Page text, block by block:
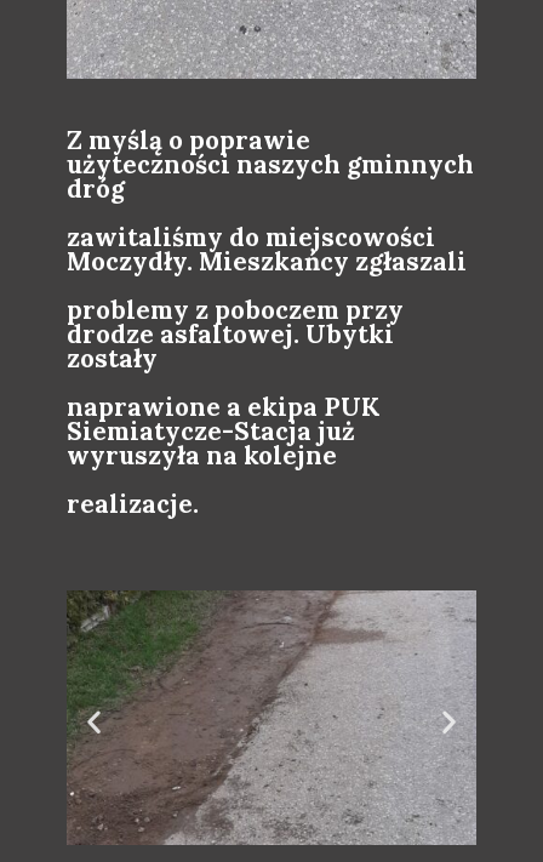
Z myślą o poprawie
użyteczności naszych gminnych
dróg
zawitaliśmy do miejscowości
Moczydły. Mieszkańcy zgłaszali
problemy z poboczem przy
drodze asfaltowej. Ubytki
zostały
naprawione a ekipa PUK
Siemiatycze-Stacja już
wyruszyła na kolejne
realizacje.